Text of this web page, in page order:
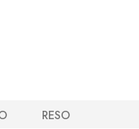
RESO